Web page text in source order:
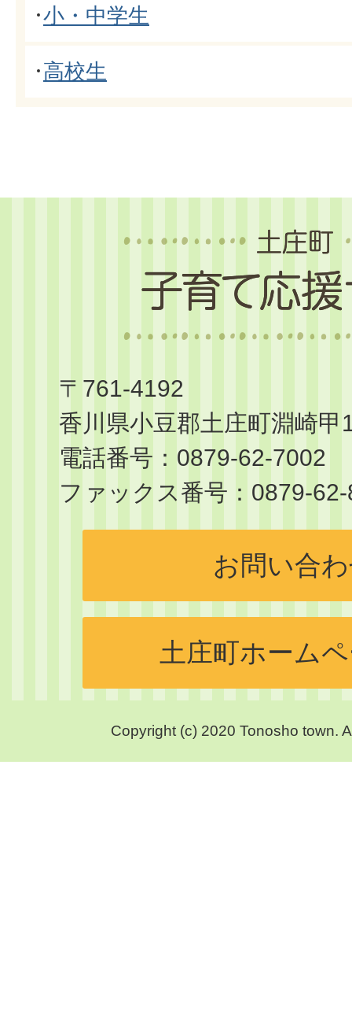
小・中学生
高校生
土
町
子
て
応
援
サ
イ
ト
〒761-4192
香川県小豆郡土庄町淵崎甲
電話番号：0879-62-7002
ファックス番号：0879-
お問い合
土庄町ホーム
Copyright (c) 2020 Tonosho town.